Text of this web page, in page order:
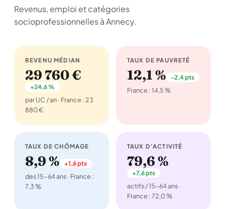
Revenus, emploi et catégories
socioprofessionnelles à Annecy.
REVENU MÉDIAN
29 760 €
+24,6 %
par UC / an · France : 23
880 €
TAUX DE PAUVRETÉ
12,1 % -2,4 pts
France : 14,5 %
TAUX DE CHÔMAGE
8,9 % +1,6 pts
des 15-64 ans · France :
7,3 %
TAUX D'ACTIVITÉ
79,6 %
+7,6 pts
actifs / 15-64 ans ·
France : 72,0 %